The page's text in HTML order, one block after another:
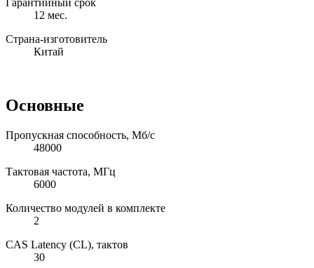
12 мес.
Страна-изготовитель
Китай
Основные
Пропускная способность, Мб/с
48000
Тактовая частота, МГц
6000
Количество модулей в комплекте
2
CAS Latency (CL), тактов
30